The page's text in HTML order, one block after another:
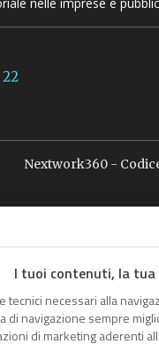
I tuoi contenuti, la tua
tecnici necessari alla
di navigazione sempre
di marketing aderenti
Nextwork360 -
il link RSS negli appunti.